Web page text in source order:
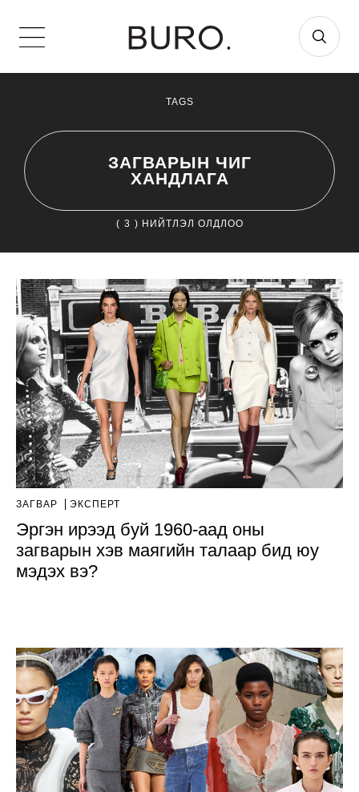
TAGS
ЗАГВАРЫН ЧИГ
ХАНДЛАГА
( 3 ) НИЙТЛЭЛ ОЛДЛОО
ЗАГВАР ЭКСПЕРТ
Эргэн ирээд буй 1960-аад оны
загварын хэв маягийн талаар бид юу
мэдэх вэ?